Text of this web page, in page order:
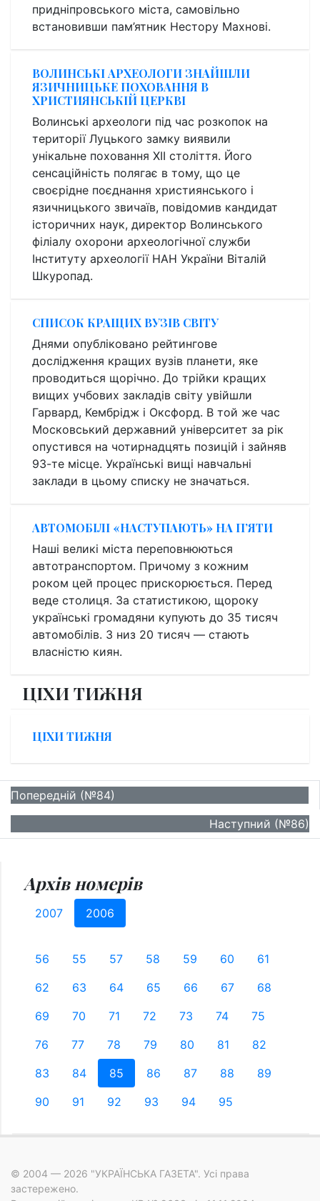
придніпровського міста, самовільно
встановивши пам’ятник Нестору Махнові.
ВОЛИНСЬКІ АРХЕОЛОГИ ЗНАЙШЛИ
ЯЗИЧНИЦЬКЕ ПОХОВАННЯ В
ХРИСТИЯНСЬКІЙ ЦЕРКВІ
Волинські археологи під час розкопок на
території Луцького замку виявили
унікальне поховання ХІІ століття. Його
сенсаційність полягає в тому, що це
своєрідне поєднання християнського і
язичницького звичаїв, повідомив кандидат
історичних наук, директор Волинського
філіалу охорони археологічної служби
Інституту археології НАН України Віталій
Шкуропад.
СПИСОК КРАЩИХ ВУЗІВ СВІТУ
Днями опубліковано рейтингове
дослідження кращих вузів планети, яке
проводиться щорічно. До трійки кращих
вищих учбових закладів світу увійшли
Гарвард, Кембрідж і Оксфорд. В той же час
Московський державний університет за рік
опустився на чотирнадцять позицій і зайняв
93-те місце. Українські вищі навчальні
заклади в цьому списку не значаться.
АВТОМОБІЛІ «НАСТУПАЮТЬ» НА П’ЯТИ
Наші великі міста переповнюються
автотранспортом. Причому з кожним
роком цей процес прискорюється. Перед
веде столиця. За статистикою, щороку
українські громадяни купують до 35 тисяч
автомобілів. З низ 20 тисяч — стають
власністю киян.
ЦІХИ ТИЖНЯ
ЦІХИ ТИЖНЯ
Попередній (№84)
Наступний (№86)
Архів номерів
2007 2006
56 55 57 58 59 60
61
62
63 64 65 66 67
68
69
70 71 72 73 74
75
76
77 78 79 80 81
82
83
84 85 86 87 88
89
90
91 92 93 94 95
© 2004 — 2026 "УКРАЇНСЬКА ГАЗЕТА". Усі права
застережено.